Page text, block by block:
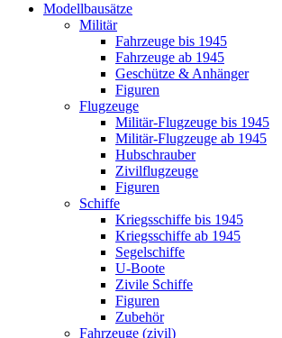
Modellbausätze
Militär
Fahrzeuge bis 1945
Fahrzeuge ab 1945
Geschütze & Anhänger
Figuren
Flugzeuge
Militär-Flugzeuge bis 1945
Militär-Flugzeuge ab 1945
Hubschrauber
Zivilflugzeuge
Figuren
Schiffe
Kriegsschiffe bis 1945
Kriegsschiffe ab 1945
Segelschiffe
U-Boote
Zivile Schiffe
Figuren
Zubehör
Fahrzeuge (zivil)